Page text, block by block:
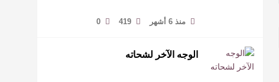
منذ 6 أشهر 419
0
الوجه الآخر لشحاته